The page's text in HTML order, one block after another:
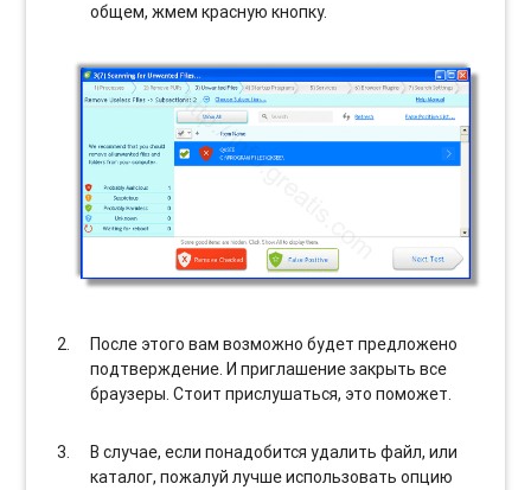
общем, жмем красную кнопку.
После этого вам возможно будет предложено
подтверждение. И приглашение закрыть все
браузеры. Стоит прислушаться, это поможет.
В случае, если понадобится удалить файл, или
каталог, пожалуй лучше использовать опцию